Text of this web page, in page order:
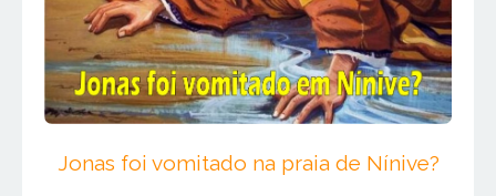
Jonas foi vomitado na praia de Nínive?